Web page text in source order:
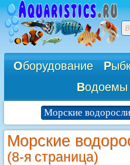
Оборудование Р
Водоемы
Морские водоросли
Морские
(8-я страница)